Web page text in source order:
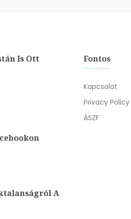
Is Ott
A
Fontos
Kapcsolat
Privacy Policy
ÁSZF